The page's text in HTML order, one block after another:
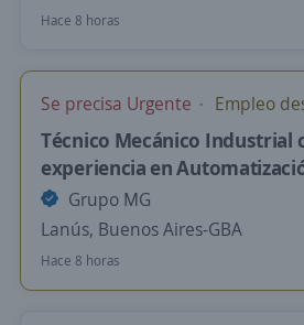
Hace 8 horas
Se precisa Urgente Empleo
Técnico Mecánico Industrial
experiencia en
Grupo MG
Lanús, Buenos Aires-GBA
Hace 8 horas